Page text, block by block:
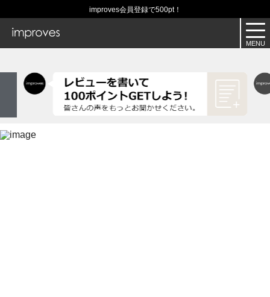
improves会員登録で500pt！